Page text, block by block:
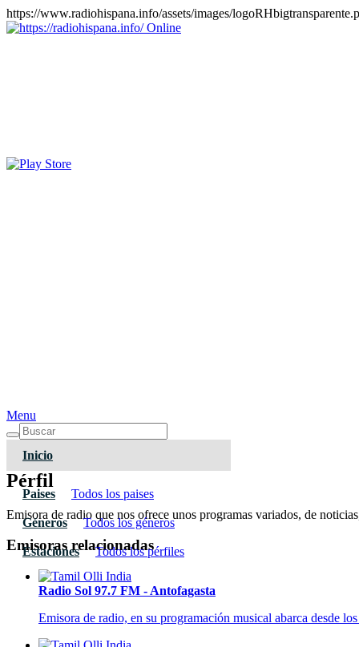
https://www.radiohispana.info/assets/images/
Online
Menu
Inicio
Paises Todos los paises
Géneros Todos los géneros
Estaciones Todos los pérfiles
Pérfil
Emisora de radio que nos ofrece unos programas variados, de
Emisoras relacionadas
Radio Sol 97.7 FM - Antofagasta
Emisora de radio, en su programación musical abarca desde